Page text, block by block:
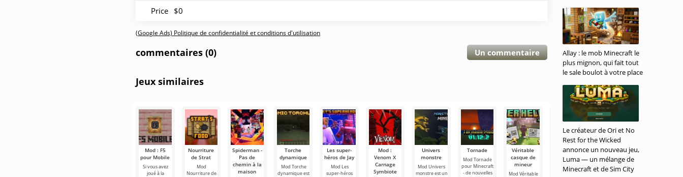
Price $0
(Google Ads) Politique de confidentialité et conditions d'utilisation
commentaires (0) Un commentaire
Jeux similaires
Mod : F5
pour Mobile
Si vous avez
joué à la
Nourriture
de Strat
Mod
Nourriture de
Spiderman -
Pas de
chemin à la
maison
Torche
dynamique
Mod Torche
dynamique est
Les super-
héros de Jay
Mod Les
super-héros
Mod :
Venom X
Carnage
Symbiote
Univers
monstre
Mod Univers
monstre est un
Tornade
Mod Tornade
pour Minecraft
- de nouvelles
Véritable
casque de
mineur
Mod Véritable
Agriculture
avancée
Mod
Agriculture
Mod : Blue
Beetle
Mod Blue
Beetle pour
Allay : le mob Minecraft le
plus mignon, qui fait tout
le sale boulot à votre place
Le créateur de Ori et No
Rest for the Wicked
annonce un nouveau jeu,
Luma — un mélange de
Minecraft et de Sim City